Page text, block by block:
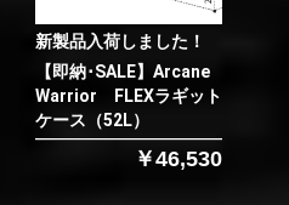
新製品入荷しました！
【即納･SALE】Arcane
Warrior FLEXラギット
ケース（52L）
￥46,530